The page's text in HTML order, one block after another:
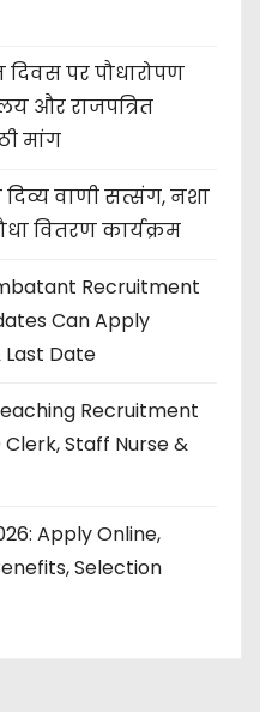
पर पौधारोपण
और राजपत्रित
मांग
वाणी सत्संग, नशा
वितरण कार्यक्रम
Recruitment
Can Apply
Last Date
Recruitment
Staff Nurse &
Apply Online,
Selection